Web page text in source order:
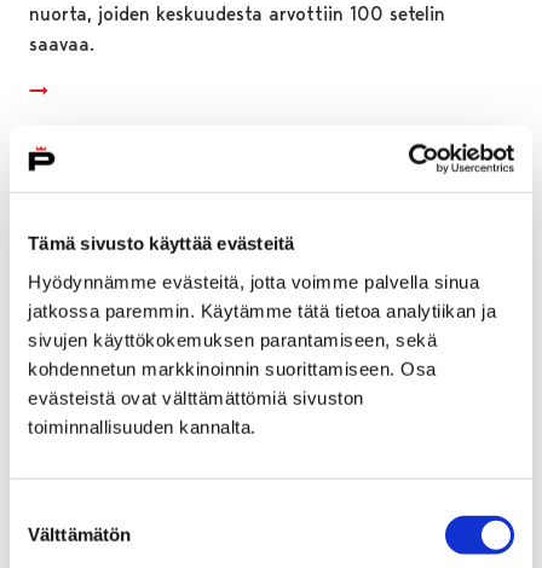
Tämä sivusto käyttää evästeitä
Hyödynnämme evästeitä, jotta voimme palvella sinua
jatkossa paremmin. Käytämme tätä tietoa analytiikan ja
sivujen käyttökokemuksen parantamiseen, sekä
kohdennetun markkinoinnin suorittamiseen. Osa
evästeistä ovat välttämättömiä sivuston
toiminnallisuuden kannalta.
valinta
Välttämätön
nuorta, joiden keskuudesta arvottiin 100 setelin
saavaa.
Helpompi elämä -innovaatiotapahtumassa